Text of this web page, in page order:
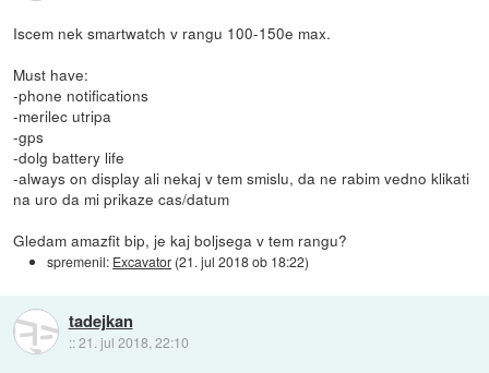
Iscem nek smartwatch v rangu 100-150e max.
Must have:
-phone notifications
-merilec utripa
-gps
-dolg battery life
-always on display ali nekaj v tem smislu, da ne rabim vedno klikati
na uro da mi prikaze cas/datum
Gledam amazfit bip, je kaj boljsega v tem rangu?
spremenil: Excavator (21. jul 2018 ob 18:22)
tadejkan
::21. jul 2018, 22:10